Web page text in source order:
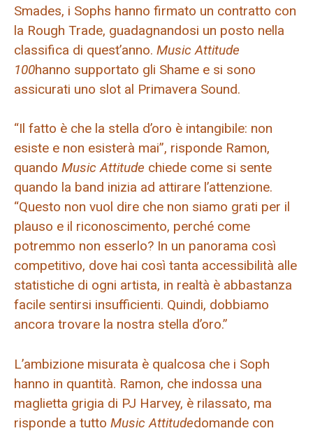
Smades, i Sophs hanno firmato un contratto con
la Rough Trade, guadagnandosi un posto nella
classifica di quest’anno. Music Attitude
100hanno supportato gli Shame e si sono
assicurati uno slot al Primavera Sound.
“Il fatto è che la stella d’oro è intangibile: non
esiste e non esisterà mai”, risponde Ramon,
quando Music Attitude chiede come si sente
quando la band inizia ad attirare l’attenzione.
“Questo non vuol dire che non siamo grati per il
plauso e il riconoscimento, perché come
potremmo non esserlo? In un panorama così
competitivo, dove hai così tanta accessibilità alle
statistiche di ogni artista, in realtà è abbastanza
facile sentirsi insufficienti. Quindi, dobbiamo
ancora trovare la nostra stella d’oro.”
L’ambizione misurata è qualcosa che i Soph
hanno in quantità. Ramon, che indossa una
maglietta grigia di PJ Harvey, è rilassato, ma
risponde a tutto Music Attitudedomande con